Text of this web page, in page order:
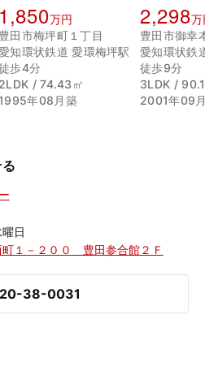
1,850万円
豊田市梅坪町１丁目
知環状鉄道 愛環梅坪駅
歩4分
2LDK / 74.43㎡
年08月築
2,298万
豊田市御幸
愛知環状鉄
徒歩9分
3LDK /
2001年09
日
町１－２００ 豊田参合館２Ｆ
38-0031